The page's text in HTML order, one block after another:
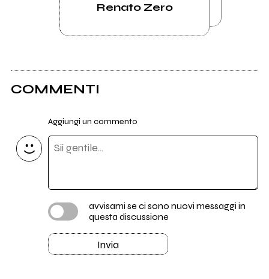
Renato Zero
COMMENTI
Aggiungi un commento
avvisami se ci sono nuovi messaggi in
questa discussione
Invia